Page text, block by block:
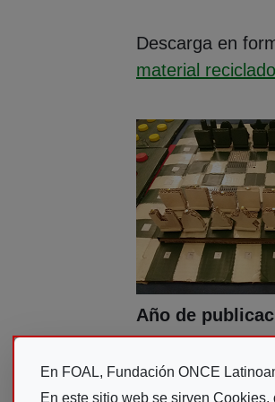
En FOAL, Fundación ONCE
En este sitio web se sirven
Descarga en
material
Foto portada
Año de
2018
ISBN
No consta